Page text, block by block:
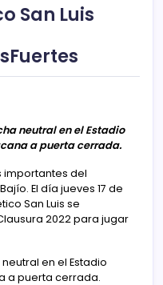
San Luis
neutral en el Estadio
a puerta cerrada.
importantes del
El día jueves 17 de
San Luis se
2022 para jugar
en el Estadio
a puerta cerrada.